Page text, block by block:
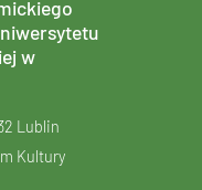
w
Lublin
Kultury